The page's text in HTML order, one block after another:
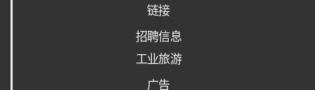
链接
招聘信息
工业旅游
广告